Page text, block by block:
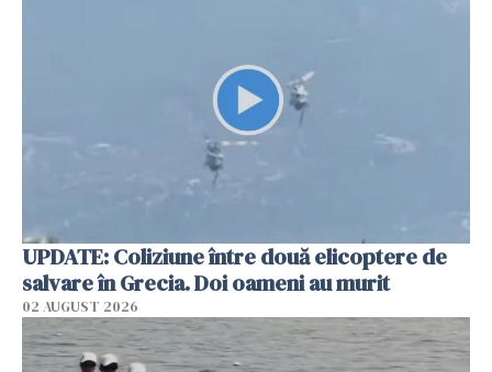
UPDATE: Coliziune între două elicoptere de
salvare în Grecia. Doi oameni au murit
02 AUGUST 2026